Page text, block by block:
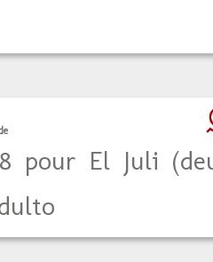
pour El Juli